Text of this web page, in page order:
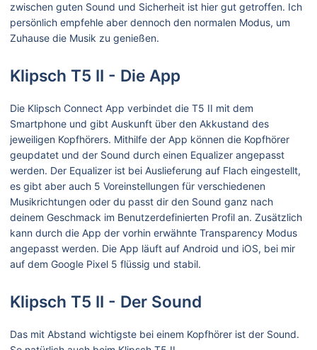
zwischen guten Sound und Sicherheit ist hier gut getroffen. Ich
persönlich empfehle aber dennoch den normalen Modus, um
Zuhause die Musik zu genießen.
Klipsch T5 II - Die App
Die Klipsch Connect App verbindet die T5 II mit dem
Smartphone und gibt Auskunft über den Akkustand des
jeweiligen Kopfhörers. Mithilfe der App können die Kopfhörer
geupdatet und der Sound durch einen Equalizer angepasst
werden. Der Equalizer ist bei Auslieferung auf Flach eingestellt,
es gibt aber auch 5 Voreinstellungen für verschiedenen
Musikrichtungen oder du passt dir den Sound ganz nach
deinem Geschmack im Benutzerdefinierten Profil an. Zusätzlich
kann durch die App der vorhin erwähnte Transparency Modus
angepasst werden. Die App läuft auf Android und iOS, bei mir
auf dem Google Pixel 5 flüssig und stabil.
Klipsch T5 II - Der Sound
Das mit Abstand wichtigste bei einem Kopfhörer ist der Sound.